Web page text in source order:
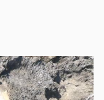
。